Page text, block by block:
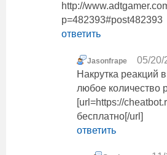
http://
p=482393#post482393
ответить
Jasonfrape
05/20/
Накрутка реакций
любое количество
[url=https://
бесплатно[/url]
ответить